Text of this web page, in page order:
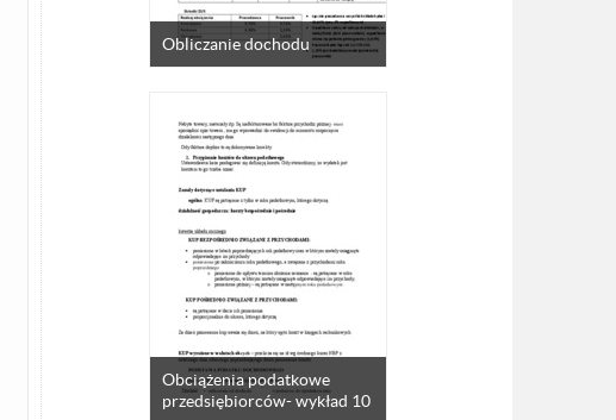
Obliczanie dochodu
Obciążenia podatkowe
przedsiębiorców- wykład 10